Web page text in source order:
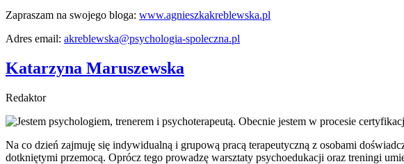
Zapraszam na swojego bloga: www.agnieszkakreblewska.pl
Adres email: akreblewska@psychologia-spoleczna.pl
Katarzyna Maruszewska
Redaktor
Jestem psychologiem, trenerem i psychoterapeutą. Obecnie jestem w procesie
Na co dzień zajmuję się indywidualną i grupową pracą terapeutyczną z osobami
dotkniętymi przemocą. Oprócz tego prowadzę warsztaty psychoedukacji oraz treningi